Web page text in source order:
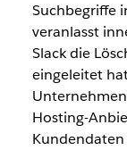
Suchbegriffe
veranlasst
Slack die
eingeleitet
Hosting-